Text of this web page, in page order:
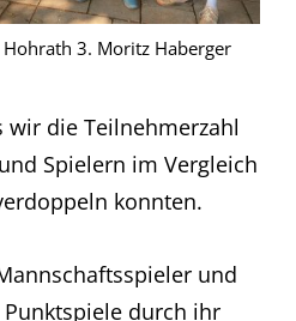
3. Moritz Haberger
die Teilnehmerzahl
Spielern im Vergleich
konnten.
und
durch ihr